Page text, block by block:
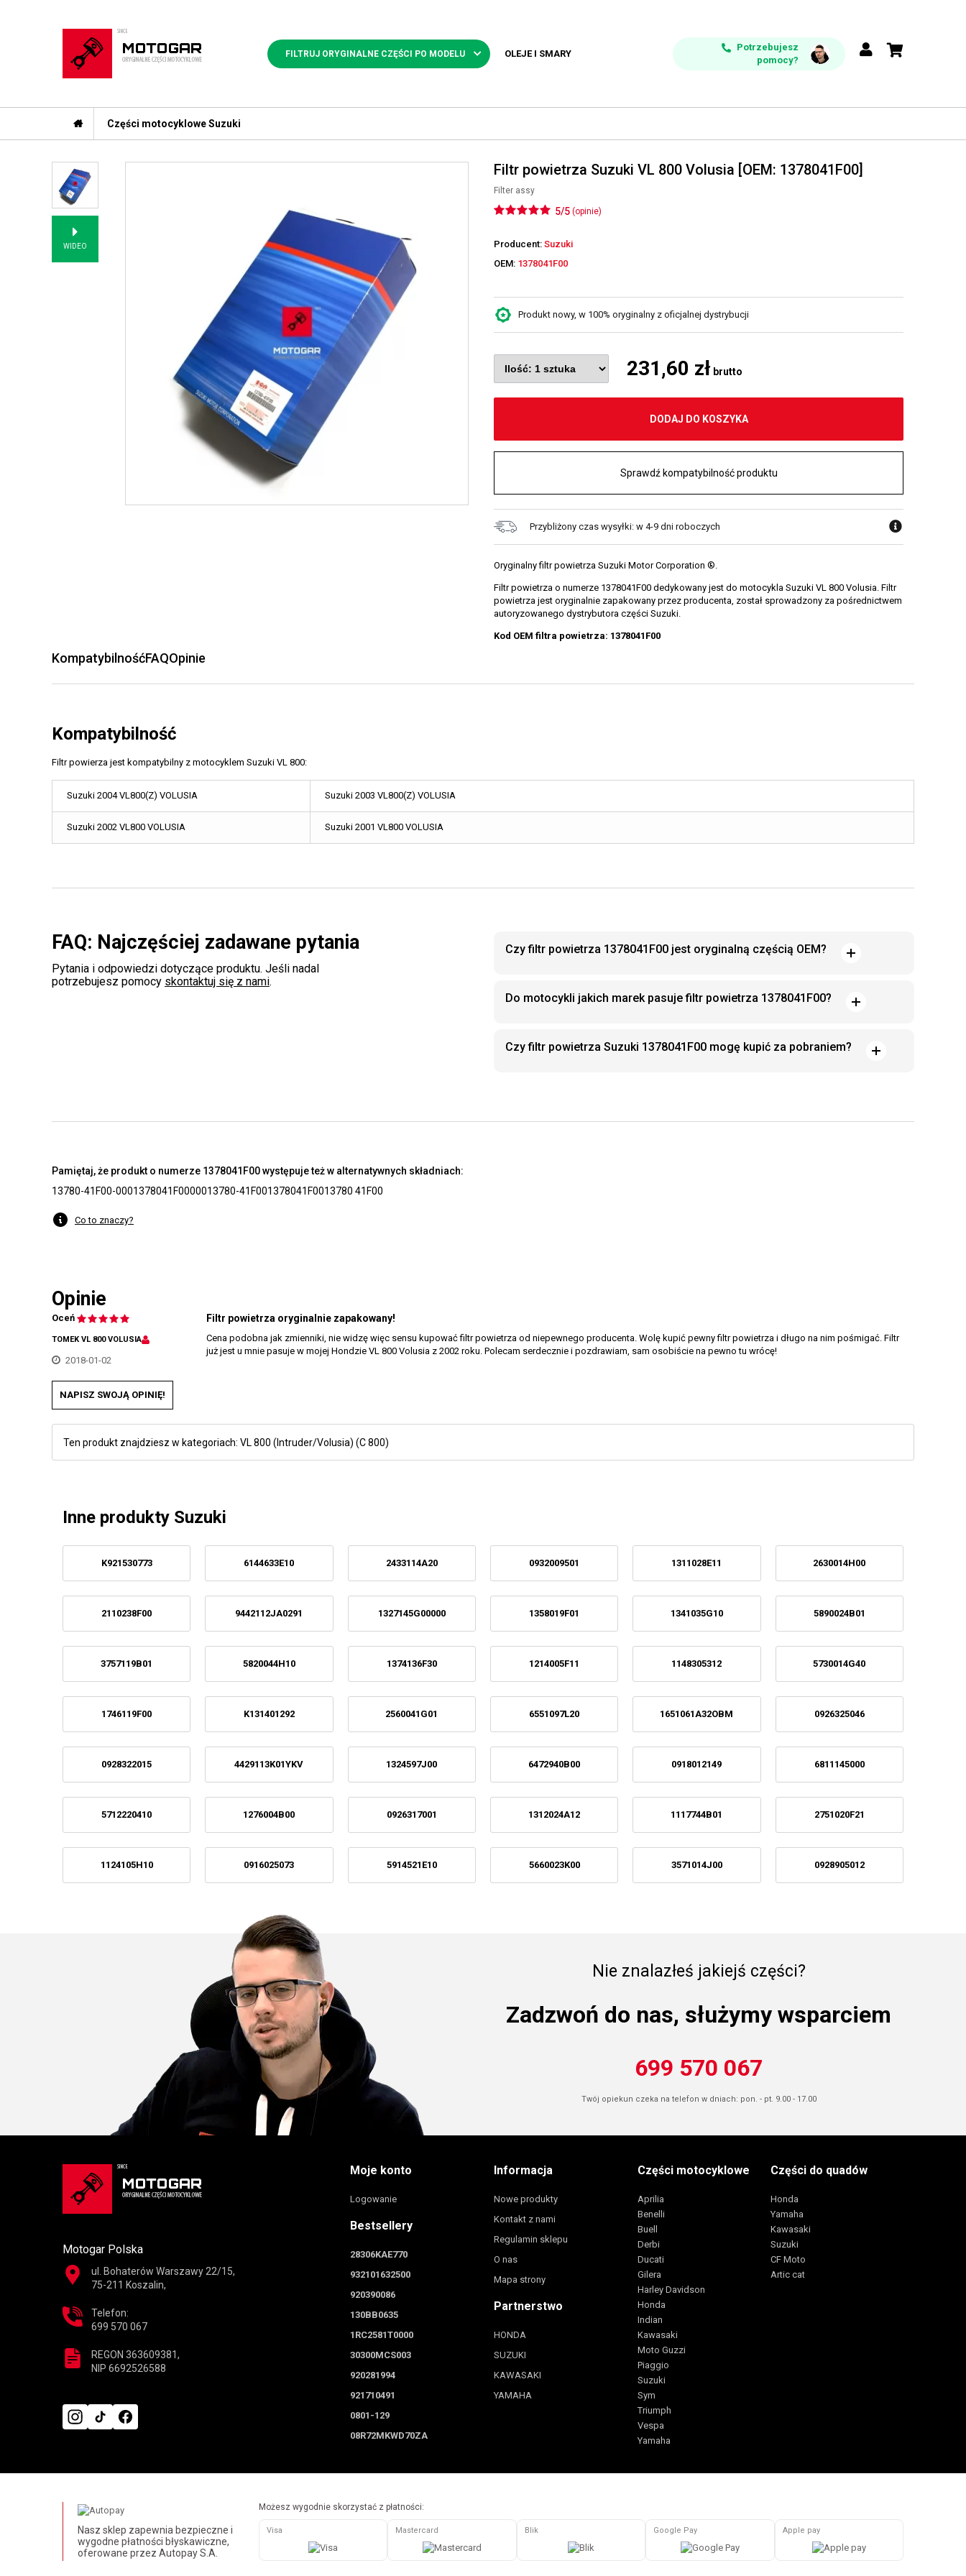
FILTRUJ ORYGINALNE CZĘŚCI PO MODELU OLEJE I SMARY
Potrzebujesz
pomocy?
Części motocyklowe Suzuki
WIDEO
Filtr powietrza Suzuki VL 800 Volusia [OEM: 1378041F00]
Filter assy
5/5 (opinie)
Producent: Suzuki
OEM: 1378041F00
Produkt nowy, w 100% oryginalny z oficjalnej dystrybucji
231,60 zł brutto
DODAJ DO KOSZYKA
Sprawdź kompatybilność produktu
Przybliżony czas wysyłki: w 4-9 dni roboczych
Oryginalny filtr powietrza Suzuki Motor Corporation ®.
Filtr powietrza o numerze 1378041F00 dedykowany jest do motocykla Suzuki VL 800 Volusia. Filtr
powietrza jest oryginalnie zapakowany przez producenta, został sprowadzony za pośrednictwem
autoryzowanego dystrybutora części Suzuki.
Kod OEM filtra powietrza: 1378041F00
KompatybilnośćFAQOpinie
Kompatybilność
Filtr powierza jest kompatybilny z motocyklem Suzuki VL 800:
Suzuki 2004 VL800(Z) VOLUSIA Suzuki 2003 VL800(Z) VOLUSIA
Suzuki 2002 VL800 VOLUSIA Suzuki 2001 VL800 VOLUSIA
FAQ: Najczęściej zadawane pytania
Pytania i odpowiedzi dotyczące produktu. Jeśli nadal
potrzebujesz pomocy skontaktuj się z nami.
Czy filtr powietrza 1378041F00 jest oryginalną częścią OEM?
Do motocykli jakich marek pasuje filtr powietrza 1378041F00?
Czy filtr powietrza Suzuki 1378041F00 mogę kupić za pobraniem?
Pamiętaj, że produkt o numerze 1378041F00 występuje też w alternatywnych składniach:
13780-41F00-0001378041F0000013780-41F001378041F0013780 41F00
Co to znaczy?
Opinie
Oceń
TOMEK VL 800 VOLUSIA
2018-01-02
Filtr powietrza oryginalnie zapakowany!
Cena podobna jak zmienniki, nie widzę więc sensu kupować filtr powietrza od niepewnego producenta. Wolę kupić pewny filtr powietrza i długo na nim pośmigać. Filtr
już jest u mnie pasuje w mojej Hondzie VL 800 Volusia z 2002 roku. Polecam serdecznie i pozdrawiam, sam osobiście na pewno tu wrócę!
NAPISZ SWOJĄ OPINIĘ!
Ten produkt znajdziesz w kategoriach: VL 800 (Intruder/Volusia) (C 800)
Inne produkty Suzuki
K921530773 6144633E10 2433114A20 0932009501 1311028E11 2630014H00
2110238F00 9442112JA0291 1327145G00000 1358019F01 1341035G10 5890024B01
3757119B01 5820044H10 1374136F30 1214005F11 1148305312 5730014G40
1746119F00 K131401292 2560041G01 6551097L20 1651061A32OBM 0926325046
0928322015 4429113K01YKV 1324597J00 6472940B00 0918012149 6811145000
5712220410 1276004B00 0926317001 1312024A12 1117744B01 2751020F21
1124105H10 0916025073 5914521E10 5660023K00 3571014J00 0928905012
Nie znalazłeś jakiejś części?
Zadzwoń do nas, służymy wsparciem
699 570 067
Twój opiekun czeka na telefon w dniach: pon. - pt. 9.00 - 17.00
Motogar Polska
ul. Bohaterów Warszawy 22/15,
75-211 Koszalin,
Telefon:
699 570 067
REGON 363609381,
NIP 6692526588
Moje konto
Logowanie
Bestsellery
28306KAE770
932101632500
920390086
130BB0635
1RC2581T0000
30300MCS003
920281994
921710491
0801-129
08R72MKWD70ZA
Informacja
Nowe produkty
Kontakt z nami
Regulamin sklepu
O nas
Mapa strony
Partnerstwo
HONDA
SUZUKI
KAWASAKI
YAMAHA
Części motocyklowe
Aprilia
Benelli
Buell
Derbi
Ducati
Gilera
Harley Davidson
Honda
Indian
Kawasaki
Moto Guzzi
Piaggio
Suzuki
Sym
Triumph
Vespa
Yamaha
Części do quadów
Honda
Yamaha
Kawasaki
Suzuki
CF Moto
Artic cat
Nasz sklep zapewnia bezpieczne i
wygodne płatności błyskawiczne,
oferowane przez Autopay S.A.
Możesz wygodnie skorzystać z płatności:
Visa Mastercard Blik Google Pay Apple pay